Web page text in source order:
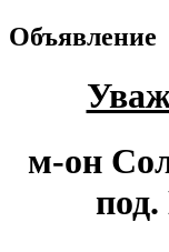
Объявление
м-он